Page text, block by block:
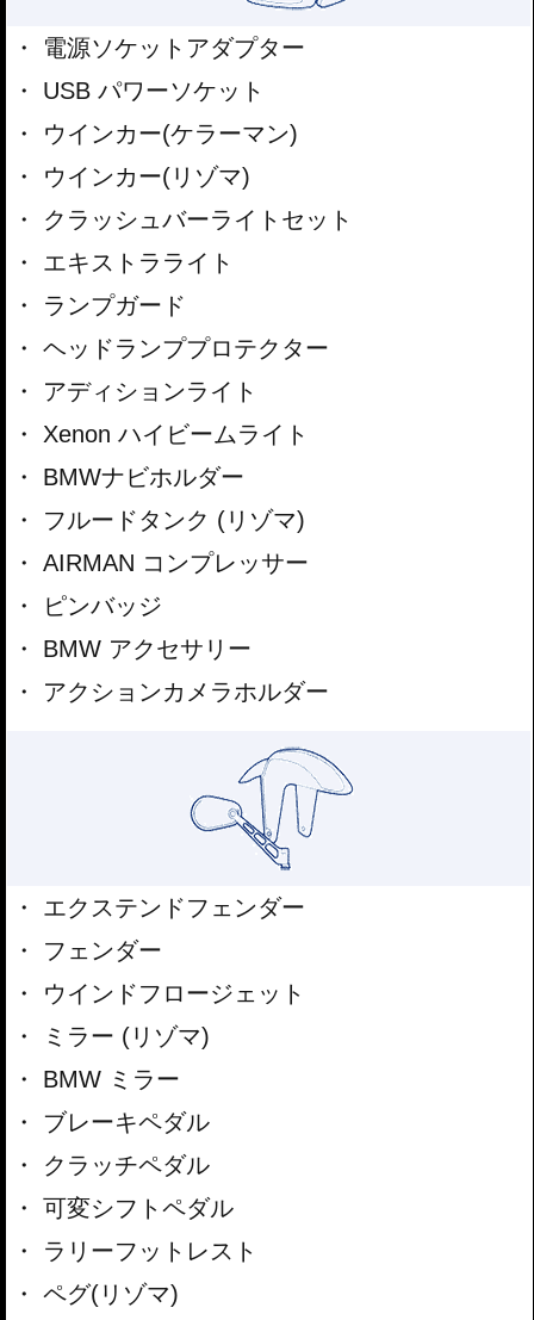
電源ソケットアダプター
USB パワーソケット
ウインカー(ケラーマン)
ウインカー(リゾマ)
クラッシュバーライトセット
エキストラライト
ランプガード
ヘッドランププロテクター
アディションライト
Xenon ハイビームライト
BMWナビホルダー
フルードタンク (リゾマ)
AIRMAN コンプレッサー
ピンバッジ
BMW アクセサリー
アクションカメラホルダー
エクステンドフェンダー
フェンダー
ウインドフロージェット
ミラー (リゾマ)
BMW ミラー
ブレーキペダル
クラッチペダル
可変シフトペダル
ラリーフットレスト
ペグ(リゾマ)